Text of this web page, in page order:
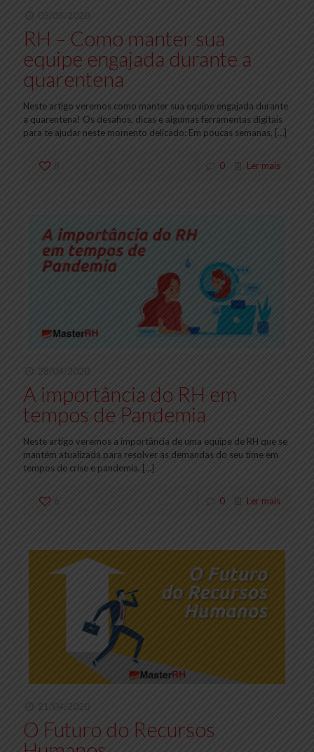
05/05/2020
RH – Como manter sua
equipe engajada durante a
quarentena
Neste artigo veremos como manter sua equipe engajada durante
a quarentena! Os desafios, dicas e algumas ferramentas digitais
para te ajudar neste momento delicado: Em poucas semanas, […]
8 0 Ler mais
28/04/2020
A importância do RH em
tempos de Pandemia
Neste artigo veremos a importância de uma equipe de RH que se
mantém atualizada para resolver as demandas do seu time em
tempos de crise e pandemia. […]
6 0 Ler mais
21/04/2020
O Futuro do Recursos